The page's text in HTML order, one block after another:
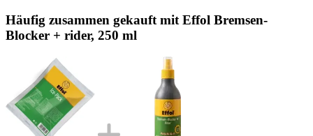
Häufig zusammen gekauft mit Effol Bremsen-
Blocker + rider, 250 ml